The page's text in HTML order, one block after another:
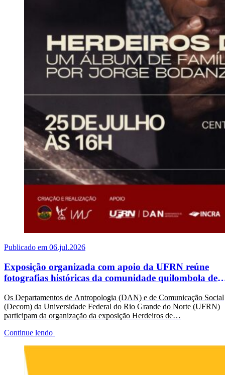
Publicado em 06.jul.2026
Exposição organizada com apoio da UFRN reúne
fotografias históricas da comunidade quilombola de
Os Departamentos de Antropologia (DAN) e de Comunicação Social
(Decom) da Universidade Federal do Rio Grande do Norte (UFRN)
participam da organização da exposição Herdeiros de…
Continue lendo